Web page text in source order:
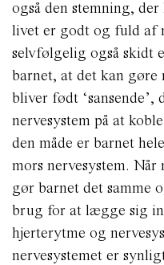
også den stemning,
livet er godt og fuld af
selvfølgelig også skidt
barnet, at det kan
bliver født ‘sansende’,
nervesystem på at
den måde er barnet
mors nervesystem.
gør barnet det samme
brug for at lægge sig
hjerterytme og
nervesystemet er